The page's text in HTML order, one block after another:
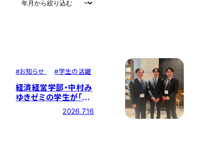
#お知らせ #学生の活躍
経済経営学部・中村み
ゆきゼミの学生が「環
境経営学会全国大会」
で優秀ポスター賞を受
2026.7.16